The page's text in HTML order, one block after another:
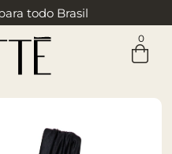
todo Brasil
0